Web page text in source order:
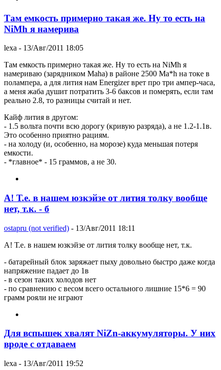
Там емкость примерно такая же. Ну то есть на
NiMh я намерива
lexa - 13/Авг/2011 18:05
Там емкость примерно такая же. Ну то есть на NiMh я
намериваю (зарядником Maha) в районе 2500 Ma*h на токе в
полампера, а для лития нам Energizer врет про три ампер-часа,
а меня жаба душит потратить 3-6 баксов и померять, если там
реально 2.8, то разницы считай и нет.
Кайф лития в другом:
- 1.5 вольта почти всю дорогу (кривую разряда), а не 1.2-1.1в.
Это особенно приятно рациям.
- на холоду (и, особенно, на морозе) куда меньшая потеря
емкости.
- *главное* - 15 граммов, а не 30.
А! Т.е. в нашем юзкэйзе от лития толку вообще
нет, т.к. - б
ostapru (not verified) - 13/Авг/2011 18:11
А! Т.е. в нашем юзкэйзе от лития толку вообще нет, т.к.
- батарейный блок заряжает пыху довольно быстро даже когда
напряжение падает до 1в
- в сезон таких холодов нет
- по сравнению с весом всего остального лишние 15*6 = 90
грамм рояли не играют
Для вспышек хвалят NiZn-аккумуляторы. У них
вроде с отдаваем
lexa - 13/Авг/2011 19:52